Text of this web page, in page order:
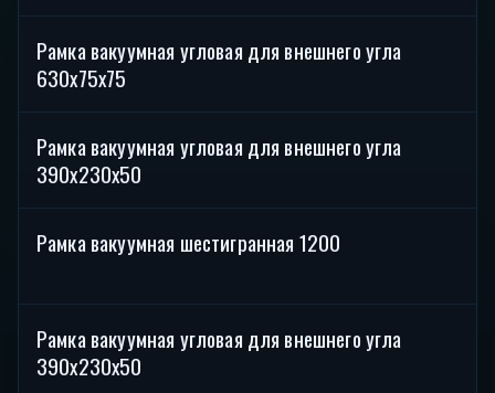
Рамка вакуумная угловая для внешнего угла
630х75х75
Рамка вакуумная угловая для внешнего угла
390х230х50
Рамка вакуумная шестигранная 1200
Рамка вакуумная угловая для внешнего угла
390х230х50